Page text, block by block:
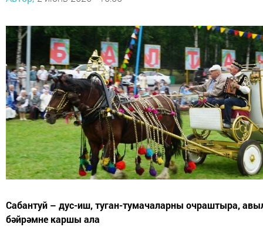
Сабантуй – дус-иш, туган-тумачаларны очраштыра,
бәйрәмне каршы ала